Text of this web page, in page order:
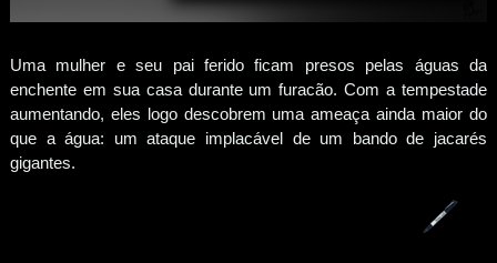
Uma mulher e seu pai ferido ficam presos pelas águas da
enchente em sua casa durante um furacão. Com a tempestade
aumentando, eles logo descobrem uma ameaça ainda maior do
que a água: um ataque implacável de um bando de jacarés
gigantes.